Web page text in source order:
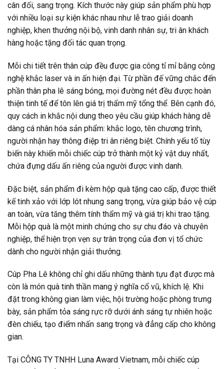
cân đối, sang trọng. Kích thước này giúp sản phẩm phù hợp
với nhiều loại sự kiện khác nhau như lễ trao giải doanh
nghiệp, khen thưởng nội bộ, vinh danh nhân sự, tri ân khách
hàng hoặc tặng đối tác quan trọng.
Mỗi chi tiết trên thân cúp đều được gia công tỉ mỉ bằng công
nghệ khắc laser và in ấn hiện đại. Từ phần đế vững chắc đến
phần thân pha lê sáng bóng, mọi đường nét đều được hoàn
thiện tinh tế để tôn lên giá trị thẩm mỹ tổng thể. Bên cạnh đó,
quy cách in khắc nội dung theo yêu cầu giúp khách hàng dễ
dàng cá nhân hóa sản phẩm: khắc logo, tên chương trình,
người nhận hay thông điệp tri ân riêng biệt. Chính yếu tố tùy
biến này khiến mỗi chiếc cúp trở thành một kỷ vật duy nhất,
chứa đựng dấu ấn riêng của người được vinh danh.
Đặc biệt, sản phẩm đi kèm hộp quà tặng cao cấp, được thiết
kế tinh xảo với lớp lót nhung sang trọng, vừa giúp bảo vệ cúp
an toàn, vừa tăng thêm tính thẩm mỹ và giá trị khi trao tặng.
Mỗi hộp quà là một minh chứng cho sự chu đáo và chuyên
nghiệp, thể hiện trọn vẹn sự trân trọng của đơn vị tổ chức
dành cho người nhận giải thưởng.
Cúp Pha Lê không chỉ ghi dấu những thành tựu đạt được mà
còn là món quà tinh thần mang ý nghĩa cổ vũ, khích lệ. Khi
đặt trong không gian làm việc, hội trường hoặc phòng trưng
bày, sản phẩm tỏa sáng rực rỡ dưới ánh sáng tự nhiên hoặc
đèn chiếu, tạo điểm nhấn sang trọng và đẳng cấp cho không
gian.
Tại CÔNG TY TNHH Luna Award Vietnam, mỗi chiếc cúp